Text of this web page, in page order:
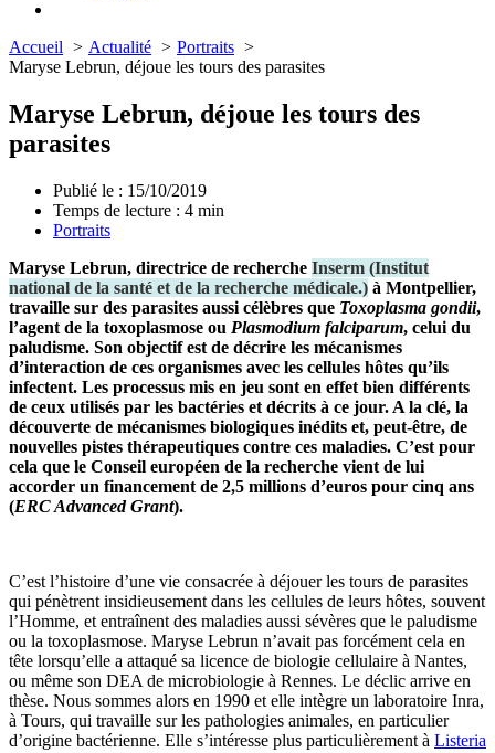
Accueil Actualité
Portraits
Maryse Lebrun, déjoue les tours des parasites
Maryse Lebrun, déjoue les tours des
parasites
Publié le : 15/10/2019
Temps de lecture : 4 min
Portraits
Maryse Lebrun, directrice de recherche Inserm (Institut
national de la santé et de la recherche médicale.) à Montpellier,
travaille sur des parasites aussi célèbres que Toxoplasma gondii,
l’agent de la toxoplasmose ou Plasmodium falciparum, celui du
paludisme. Son objectif est de décrire les mécanismes
d’interaction de ces organismes avec les cellules hôtes qu’ils
infectent. Les processus mis en jeu sont en effet bien différents
de ceux utilisés par les bactéries et décrits à ce jour. A la clé, la
découverte de mécanismes biologiques inédits et, peut-être, de
nouvelles pistes thérapeutiques contre ces maladies. C’est pour
cela que le Conseil européen de la recherche vient de lui
accorder un financement de 2,5 millions d’euros pour cinq ans
(ERC Advanced Grant).
C’est l’histoire d’une vie consacrée à déjouer les tours de parasites
qui pénètrent insidieusement dans les cellules de leurs hôtes, souvent
l’Homme, et entraînent des maladies aussi sévères que le paludisme
ou la toxoplasmose. Maryse Lebrun n’avait pas forcément cela en
tête lorsqu’elle a attaqué sa licence de biologie cellulaire à Nantes,
ou même son DEA de microbiologie à Rennes. Le déclic arrive en
thèse. Nous sommes alors en 1990 et elle intègre un laboratoire Inra,
à Tours, qui travaille sur les pathologies animales, en particulier
d’origine bactérienne. Elle s’intéresse plus particulièrement à Listeria